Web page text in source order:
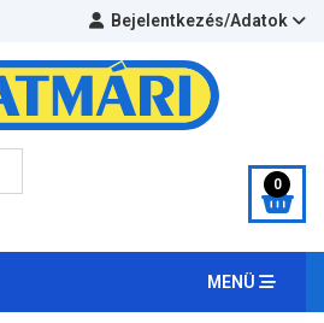
Bejelentkezés/Adatok
0
MENÜ